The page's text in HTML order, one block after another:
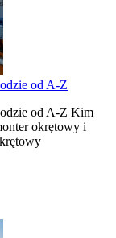
od A-Z
od A-Z Kim
okrętowy i